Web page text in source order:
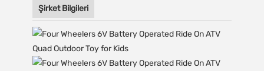
Şirket Bilgileri